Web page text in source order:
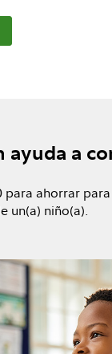
ayuda a
para ahorrar
un(a) niño(a).